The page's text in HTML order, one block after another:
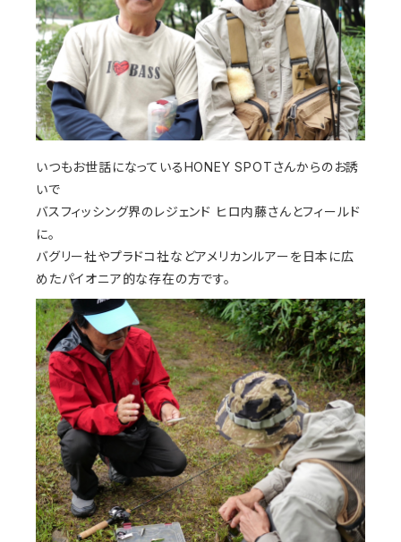
いつもお世話になっているHONEY SPOTさんからのお誘
いで
バスフィッシング界のレジェンド ヒロ内藤さんとフィールド
に。
バグリー社やプラドコ社などアメリカンルアーを日本に広
めたパイオニア的な存在の方です。